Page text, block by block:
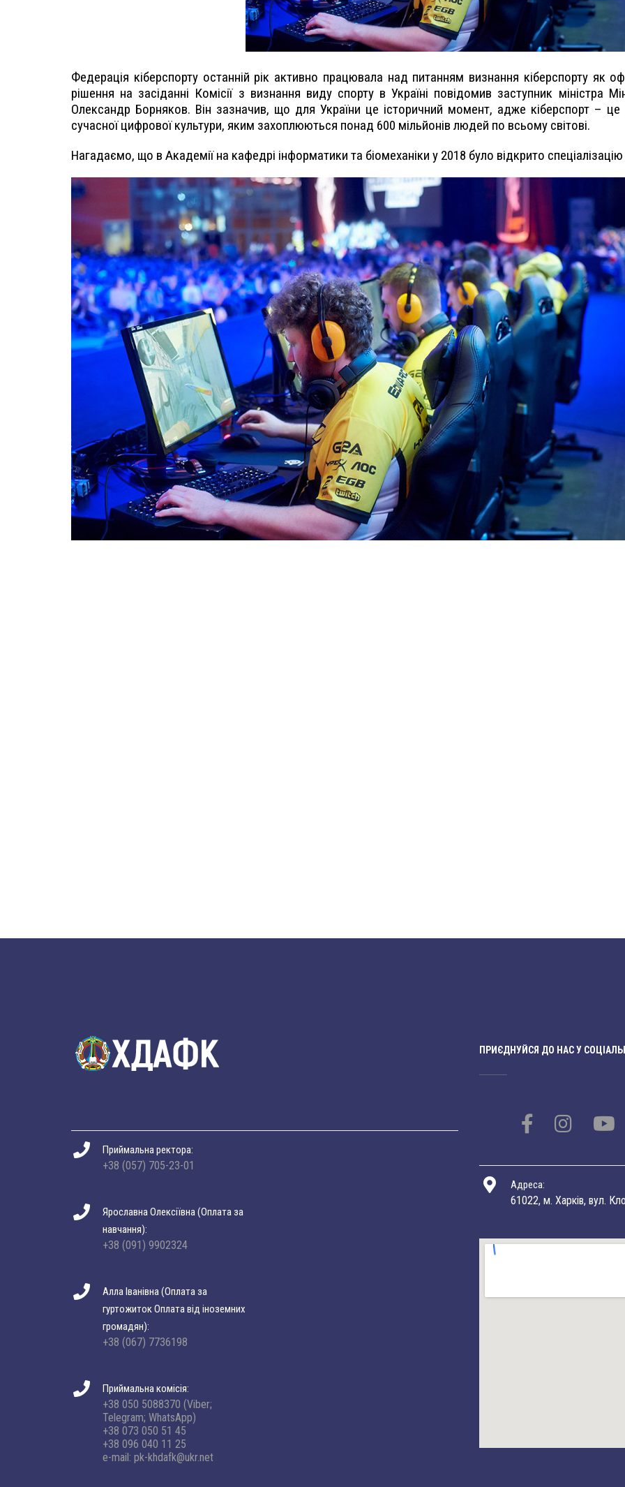
Федерація кіберспорту останній рік активно працювала над питанням визнання кіберспорту як
рішення на засіданні Комісії з визнання виду спорту в Україні повідомив заступник міністра
Олександр Борняков. Він зазначив, що для України це історичний момент, адже кіберспорт –
сучасної цифрової культури, яким захоплюються понад 600 мільйонів людей по всьому світові.
Нагадаємо, що в Академії на кафедрі інформатики та біомеханіки у 2018 було відкрито
Приймальна ректора:
+38 (057) 705-23-01
Ярославна Олексіївна (Оплата за
навчання):
+38 (091) 9902324
Алла Іванівна (Оплата за
гуртожиток Оплата від іноземних
громадян):
+38 (067) 7736198
Приймальна комісія:
+38 050 5088370 (Viber;
Telegram; WhatsApp)
+38 073 050 51 45
+38 096 040 11 25
e-mail: pk-khdafk@ukr.net
ПРИЄДНУЙСЯ ДО НАС У
Адреса:
61022, м. Харків, вул.